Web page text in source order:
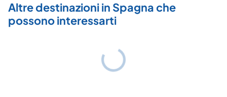
Altre destinazioni in Spagna che
possono interessarti